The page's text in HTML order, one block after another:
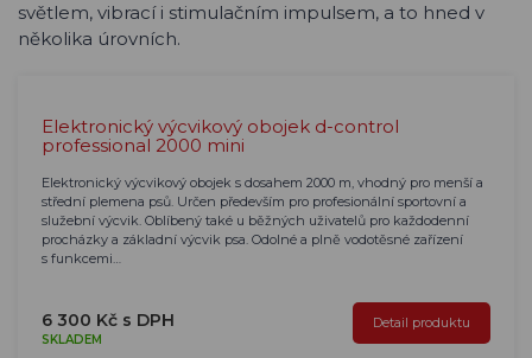
světlem, vibrací i stimulačním impulsem, a to hned v
několika úrovních.
Elektronický výcvikový obojek d-control
professional 2000 mini
Elektronický výcvikový obojek s dosahem 2000 m, vhodný pro menší a
střední plemena psů. Určen především pro profesionální sportovní a
služební výcvik. Oblíbený také u běžných uživatelů pro každodenní
procházky a základní výcvik psa. Odolné a plně vodotěsné zařízení
s funkcemi…
6 300 Kč s DPH
SKLADEM
Detail produktu